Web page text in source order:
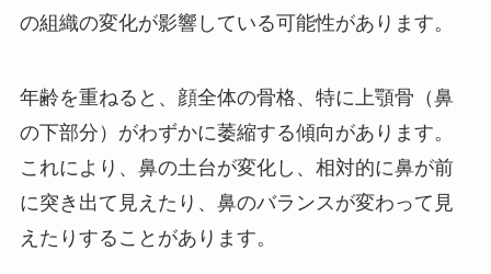
の組織の変化が影響している可能性があります。
年齢を重ねると、顔全体の骨格、特に上顎骨（鼻
の下部分）がわずかに萎縮する傾向があります。
これにより、鼻の土台が変化し、相対的に鼻が前
に突き出て見えたり、鼻のバランスが変わって見
えたりすることがあります。